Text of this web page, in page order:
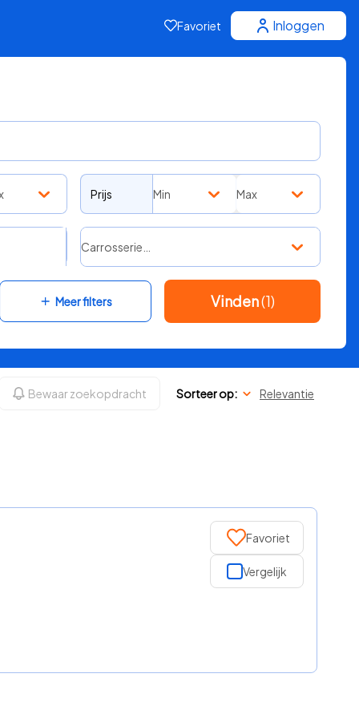
Favoriet Inloggen
Prijs Min Max
Carrosserie…
Meer filters Vinden(1)
Bewaar zoekopdracht Sorteer op: Relevantie
Favoriet
Vergelijk